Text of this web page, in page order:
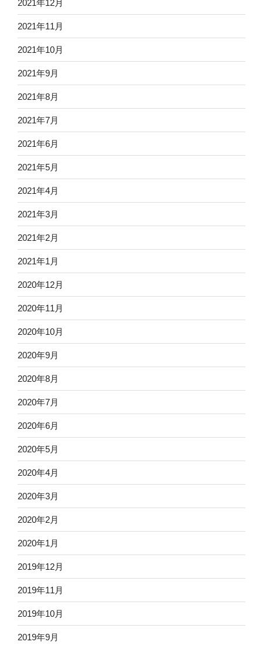
2021年12月
2021年11月
2021年10月
2021年9月
2021年8月
2021年7月
2021年6月
2021年5月
2021年4月
2021年3月
2021年2月
2021年1月
2020年12月
2020年11月
2020年10月
2020年9月
2020年8月
2020年7月
2020年6月
2020年5月
2020年4月
2020年3月
2020年2月
2020年1月
2019年12月
2019年11月
2019年10月
2019年9月